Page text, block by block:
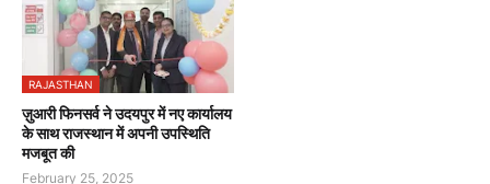
RAJASTHAN
ज़ुआरी फिनसर्व ने उदयपुर में नए कार्यालय
के साथ राजस्थान में अपनी उपस्थिति
मजबूत की
February 25, 2025